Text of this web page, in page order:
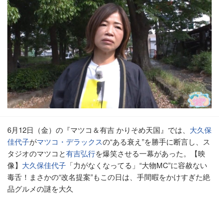
6月12日（金）の『マツコ＆有吉 かりそめ天国』では、 大久保
佳代子がマツコ・デラックスの“ある衰え”を勝手に断言し、ス
タジオのマツコと有吉弘行を爆笑させる一幕があった。【映
像】 大久保佳代子 「力がなくなってる」“大物MC”に容赦ない
毒舌！まさかの“改名提案”もこの日は、手間暇をかけすぎた絶
品グルメの謎を大久